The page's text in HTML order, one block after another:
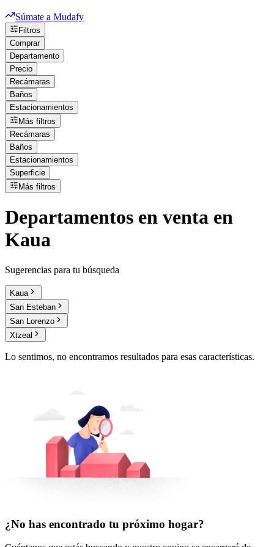
Súmate a Mudafy
Filtros
Comprar
Departamento
Precio
Recámaras
Baños
Estacionamientos
Más filtros
Recámaras
Baños
Estacionamientos
Superficie
Más filtros
Departamentos en venta en
Kaua
Sugerencias para tu búsqueda
Kaua
San Esteban
San Lorenzo
Xtzeal
Lo sentimos, no encontramos resultados para esas características.
¿No has encontrado tu próximo hogar?